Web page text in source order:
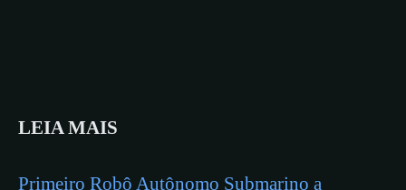
LEIA MAIS
Primeiro Robô Autônomo Submarino a